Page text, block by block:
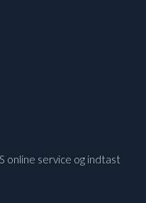
online service og indtast